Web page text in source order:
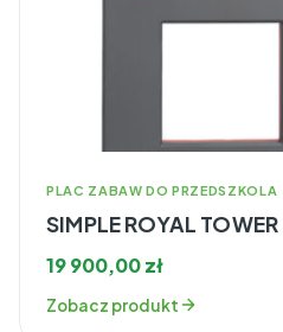
PLAC ZABAW DO PRZEDSZKOLA
SIMPLE ROYAL TOWER
19 900,00zł
Zobacz produkt